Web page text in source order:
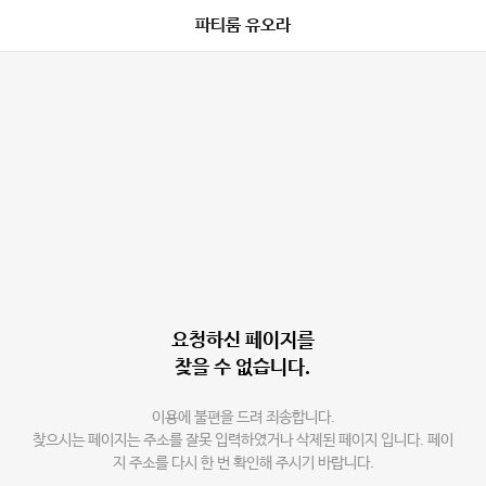
파티룸 유오라
요청하신 페이지를
찾을 수 없습니다.
이용에 불편을 드려 죄송합니다.
찾으시는 페이지는 주소를 잘못 입력하였거나 삭제된 페이지 입니다. 페이
지 주소를 다시 한 번 확인해 주시기 바랍니다.